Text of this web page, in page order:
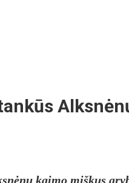
kaimo miškus